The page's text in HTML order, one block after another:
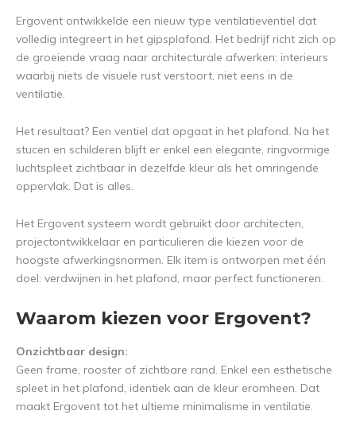
Ergovent ontwikkelde een nieuw type ventilatieventiel dat
volledig integreert in het gipsplafond. Het bedrijf richt zich op
de groeiende vraag naar architecturale afwerken: interieurs
waarbij niets de visuele rust verstoort, niet eens in de
ventilatie.
Het resultaat? Een ventiel dat opgaat in het plafond. Na het
stucen en schilderen blijft er enkel een elegante, ringvormige
luchtspleet zichtbaar in dezelfde kleur als het omringende
oppervlak. Dat is alles.
Het Ergovent systeem wordt gebruikt door architecten,
projectontwikkelaar en particulieren die kiezen voor de
hoogste afwerkingsnormen. Elk item is ontworpen met één
doel: verdwijnen in het plafond, maar perfect functioneren.
Waarom kiezen voor Ergovent?
Onzichtbaar design:
Geen frame, rooster of zichtbare rand. Enkel een esthetische
spleet in het plafond, identiek aan de kleur eromheen. Dat
maakt Ergovent tot het ultieme minimalisme in ventilatie.